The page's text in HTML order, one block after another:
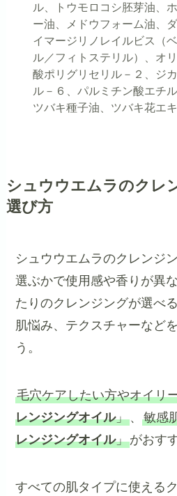
ル、トウモロコシ胚芽油、
ー油、メドウフォーム油、
イマージリノレイルビス（
ル／フィトステリル）、オ
酸ポリグリセリル－２、ジ
ル－６、パルミチン酸エチ
ツバキ種子油、ツバキ花エ
シュウウエムラのクレ
選び方
シュウウエムラのクレンジ
選ぶかで使用感や香りが異
たりのクレンジングが選べ
肌悩み、テクスチャーなど
う。
毛穴ケアしたい方やオイリ
レンジングオイル」、敏感
レンジングオイル」がおす
すべての肌タイプに使える